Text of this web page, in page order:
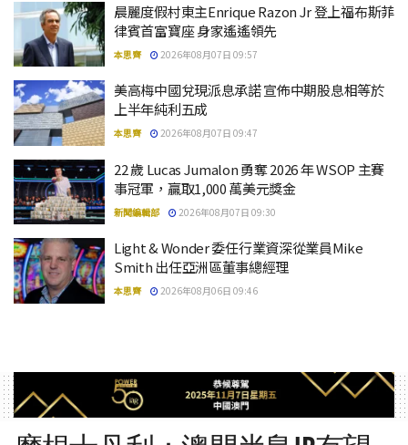
晨麗度假村東主Enrique Razon Jr 登上福布斯菲
律賓首富寶座 身家遙遙領先
本思齊 2026年08月07日 09:57
美高梅中國兌現派息承諾 宣佈中期股息相等於
上半年純利五成
本思齊 2026年08月07日 09:47
22 歲 Lucas Jumalon 勇奪 2026 年 WSOP 主賽
事冠軍，贏取1,000 萬美元獎金
新聞編輯部 2026年08月07日 09:30
Light & Wonder 委任行業資深從業員Mike
Smith 出任亞洲區董事總經理
本思齊 2026年08月06日 09:46